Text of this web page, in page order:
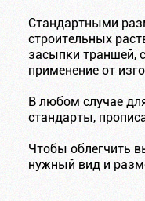
Стандартными
строительных
засыпки траншей,
применение от
В любом случае
стандарты,
Чтобы облегчить
нужный вид и